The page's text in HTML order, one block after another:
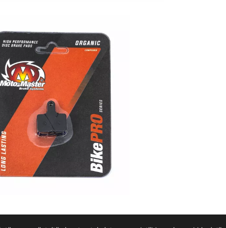
Motokeidas Oy, Taninkatu 11 ovi 35, 33400 Tampere, Finland